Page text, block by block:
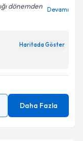
dönemden Devamı
Haritada Göster
Daha Fazla